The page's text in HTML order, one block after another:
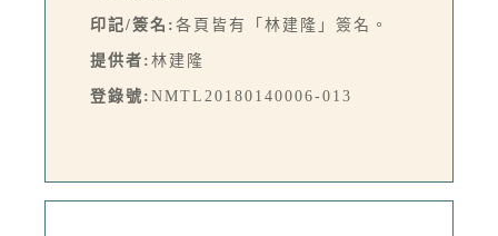
印記/簽名: 各頁皆有「林建隆」簽名。
提供者: 林建隆
登錄號: NMTL20180140006-013